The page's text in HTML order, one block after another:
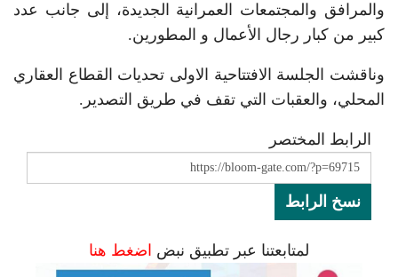
والمرافق والمجتمعات العمرانية الجديدة، إلى جانب عدد
كبير من كبار رجال الأعمال و المطورين.
وناقشت الجلسة الافتتاحية الاولى تحديات القطاع العقاري
المحلي، والعقبات التي تقف في طريق التصدير.
الرابط المختصر
نسخ الرابط
لمتابعتنا عبر تطبيق نبض اضغط هنا